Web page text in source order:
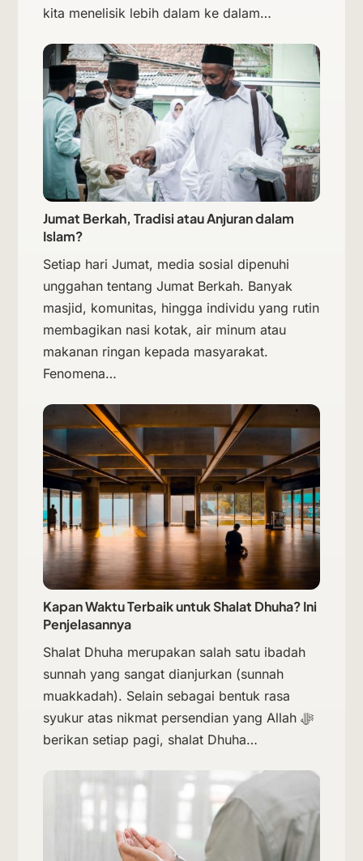
kita menelisik lebih dalam ke dalam…
Jumat Berkah, Tradisi atau Anjuran dalam
Islam?
Setiap hari Jumat, media sosial dipenuhi
unggahan tentang Jumat Berkah. Banyak
masjid, komunitas, hingga individu yang rutin
membagikan nasi kotak, air minum atau
makanan ringan kepada masyarakat.
Fenomena…
Kapan Waktu Terbaik untuk Shalat Dhuha? Ini
Penjelasannya
Shalat Dhuha merupakan salah satu ibadah
sunnah yang sangat dianjurkan (sunnah
muakkadah). Selain sebagai bentuk rasa
syukur atas nikmat persendian yang Allah ﷻ
berikan setiap pagi, shalat Dhuha…